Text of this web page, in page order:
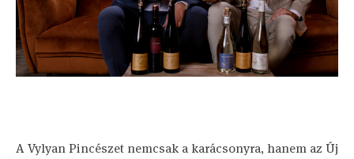
A Vylyan Pincészet nemcsak a karácsonyra, hanem az Új